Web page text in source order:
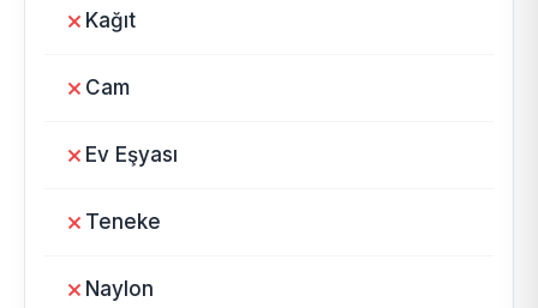
Kağıt
Cam
Ev Eşyası
Teneke
Naylon